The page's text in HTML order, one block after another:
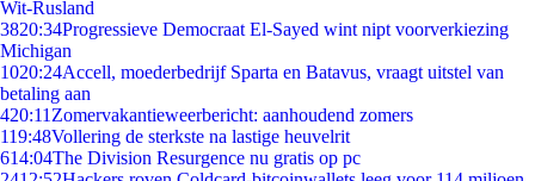
Wit-Rusland
3820:34Progressieve Democraat El-Sayed wint nipt voorverkiezing
Michigan
1020:24Accell, moederbedrijf Sparta en Batavus, vraagt uitstel van
betaling aan
420:11 Zomervakantieweerbericht: aanhoudend zomers
119:48Vollering de sterkste na lastige heuvelrit
614:04The Division Resurgence nu gratis op pc